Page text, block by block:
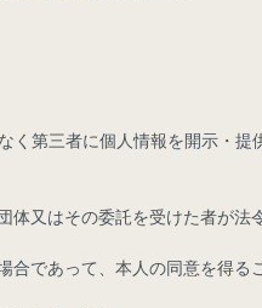
く第三者に個人情報を開示・提
又はその委託を受けた者が法
合であって、本人の同意を得る